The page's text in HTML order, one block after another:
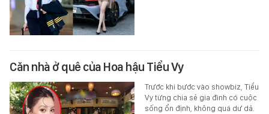
Căn nhà ở quê của Hoa hậu Tiểu Vy
Trước khi bước vào showbiz, Tiểu
Vy từng chia sẻ gia đình có cuộc
sống ổn định, không quá dư dả.